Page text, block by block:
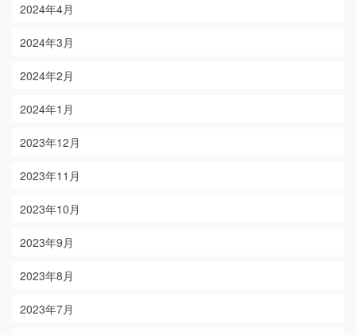
2024年4月
2024年3月
2024年2月
2024年1月
2023年12月
2023年11月
2023年10月
2023年9月
2023年8月
2023年7月